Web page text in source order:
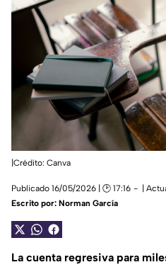
|Crédito: Canva
Publicado 16/05/2026 | 🕑 17:16 |
Escrito por: Norman García
La cuenta regresiva para